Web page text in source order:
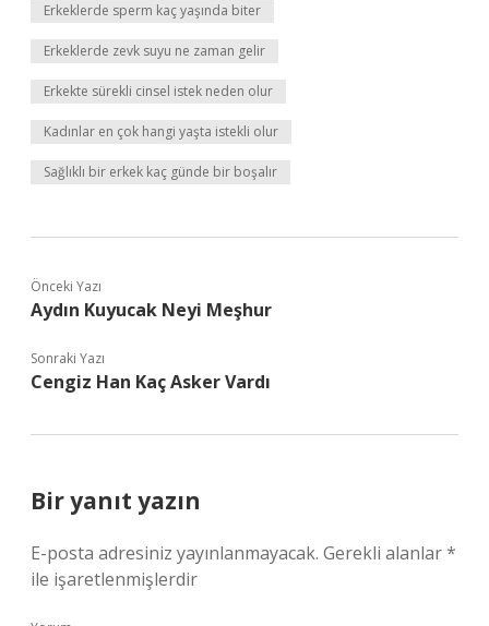
Erkeklerde sperm kaç yaşında biter
Erkeklerde zevk suyu ne zaman gelir
Erkekte sürekli cinsel istek neden olur
Kadınlar en çok hangi yaşta istekli olur
Sağlıklı bir erkek kaç günde bir boşalır
Önceki Yazı
Aydın Kuyucak Neyi Meşhur
Sonraki Yazı
Cengiz Han Kaç Asker Vardı
Bir yanıt yazın
E-posta adresiniz yayınlanmayacak. Gerekli alanlar*
ile işaretlenmişlerdir